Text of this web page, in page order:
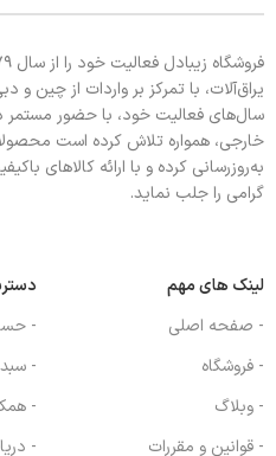
یراق‌آلات، با تمرکز بر واردات از چین
سال‌های فعالیت خود، با حضور مستمر
خارجی، همواره تلاش کرده است محصولات
به‌روزرسانی کرده و با ارائه کالاهای
گرامی را جلب نماید.
لینک های مهم
- صفحه اصلی
- فروشگاه
- وبلاگ
- قوانین و مقررات
-
-
-
-